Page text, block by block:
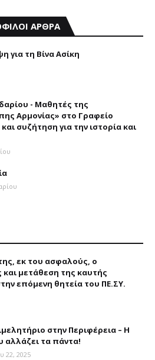
ΑΡΘΡΑ
για τη Βίνα Ασίκη
- Μαθητές της
Αρμονίας» στο Γραφείο
συζήτηση για την ιστορία και
εκ του ασφαλούς, ο
και μετάθεση της καυτής
επόμενη θητεία του ΠΕ.ΣΥ.
στην Περιφέρεια – Η
αλλάζει τα πάντα!
22, 2025